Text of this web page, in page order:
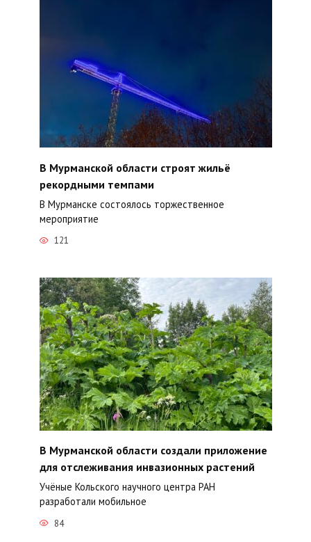
В Мурманской области строят жильё
рекордными темпами
В Мурманске состоялось торжественное
мероприятие
121
В Мурманской области создали приложение
для отслеживания инвазионных растений
Учёные Кольского научного центра РАН
разработали мобильное
84